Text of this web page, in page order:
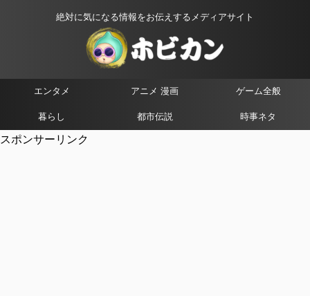
絶対に気になる情報をお伝えするメディアサイト
エンタメ アニメ 漫画 ゲーム全般
暮らし 都市伝説 時事ネタ
スポンサーリンク